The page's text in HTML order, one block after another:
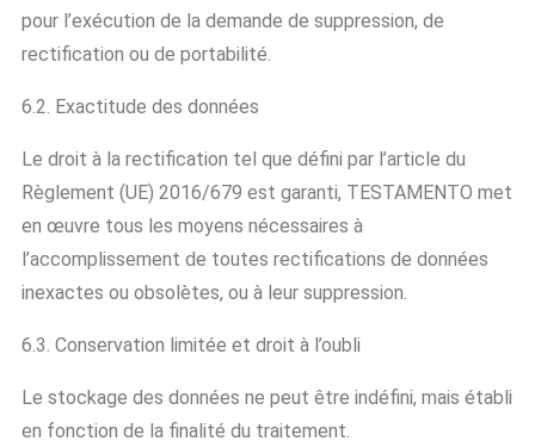
pour l’exécution de la demande de suppression, de
rectification ou de portabilité.
6.2. Exactitude des données
Le droit à la rectification tel que défini par l’article du
Règlement (UE) 2016/679 est garanti, TESTAMENTO met
en œuvre tous les moyens nécessaires à
l’accomplissement de toutes rectifications de données
inexactes ou obsolètes, ou à leur suppression.
6.3. Conservation limitée et droit à l’oubli
Le stockage des données ne peut être indéfini, mais établi
en fonction de la finalité du traitement.